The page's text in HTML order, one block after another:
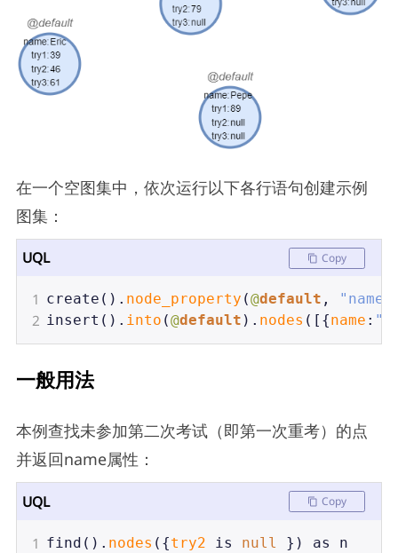
在一个空图集中，依次运行以下各行语句创建示例
图集：
UQL Copy
1 create (). node_property (@default , "name"
2 insert (). into (@default ). nodes ([{ name :
一般用法
本例查找未参加第二次考试（即第一次重考）的点
并返回name属性：
UQL Copy
1 find (). nodes ({try2 is null }) as n